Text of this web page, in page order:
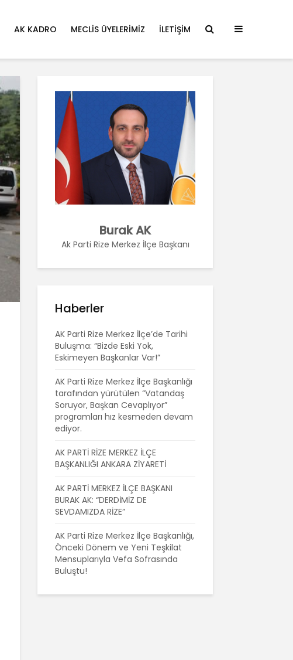
AK KADRO MECLIS ÜYELERIMIZ İLETIŞIM
Burak AK
Ak Parti Rize Merkez İlçe Başkanı
Haberler
AK Parti Rize Merkez İlçe’de Tarihi
Buluşma: “Bizde Eski Yok,
Eskimeyen Başkanlar Var!”
AK Parti Rize Merkez İlçe Başkanlığı
tarafından yürütülen “Vatandaş
Soruyor, Başkan Cevaplıyor”
programları hız kesmeden devam
ediyor.
AK PARTİ RİZE MERKEZ İLÇE
BAŞKANLIĞI ANKARA ZİYARETİ
AK PARTİ MERKEZ İLÇE BAŞKANI
BURAK AK: “DERDİMİZ DE
SEVDAMIZDA RİZE”
AK Parti Rize Merkez İlçe Başkanlığı,
Önceki Dönem ve Yeni Teşkilat
Mensuplarıyla Vefa Sofrasında
Buluştu!